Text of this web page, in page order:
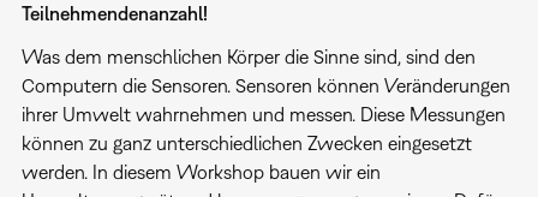
Teilnehmendenanzahl!
Was dem menschlichen Körper die Sinne sind, sind den
Computern die Sensoren. Sensoren können Veränderungen
ihrer Umwelt wahrnehmen und messen. Diese Messungen
können zu ganz unterschiedlichen Zwecken eingesetzt
werden. In diesem Workshop bauen wir ein